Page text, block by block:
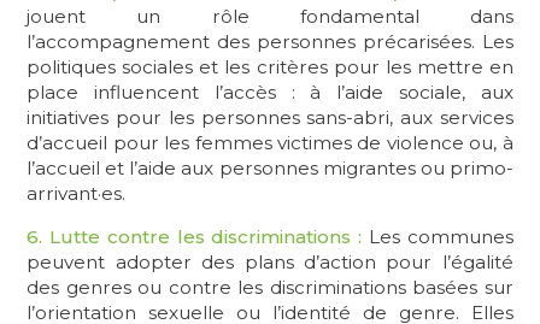
jouent un rôle fondamental dans
l’accompagnement des personnes précarisées. Les
politiques sociales et les critères pour les mettre en
place influencent l’accès : à l’aide sociale, aux
initiatives pour les personnes sans-abri, aux services
d’accueil pour les femmes victimes de violence ou, à
l’accueil et l’aide aux personnes migrantes ou primo-
arrivant·es.
6. Lutte contre les discriminations : Les communes
peuvent adopter des plans d’action pour l’égalité
des genres ou contre les discriminations basées sur
l’orientation sexuelle ou l’identité de genre. Elles